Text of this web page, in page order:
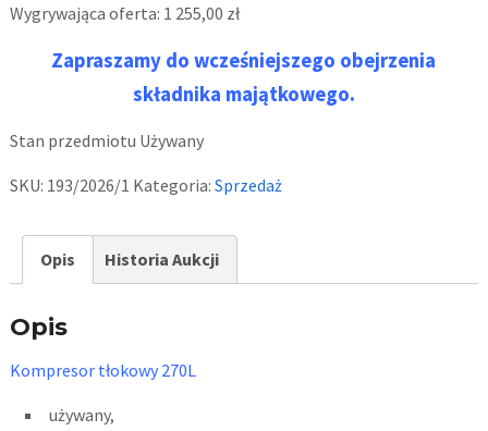
Wygrywająca oferta: 1 255,00 zł
Zapraszamy do wcześniejszego obejrzenia
składnika majątkowego.
Stan przedmiotu Używany
SKU: 193/2026/1 Kategoria: Sprzedaż
Opis Historia Aukcji
Opis
Kompresor tłokowy 270L
używany,